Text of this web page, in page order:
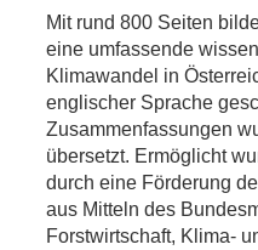
Mit rund 800 Seiten
eine umfassende
Klimawandel in
englischer Sprache
Zusammenfassungen
übersetzt. Ermöglicht
durch eine Förderung
aus Mitteln des
Forstwirtschaft, Klima-